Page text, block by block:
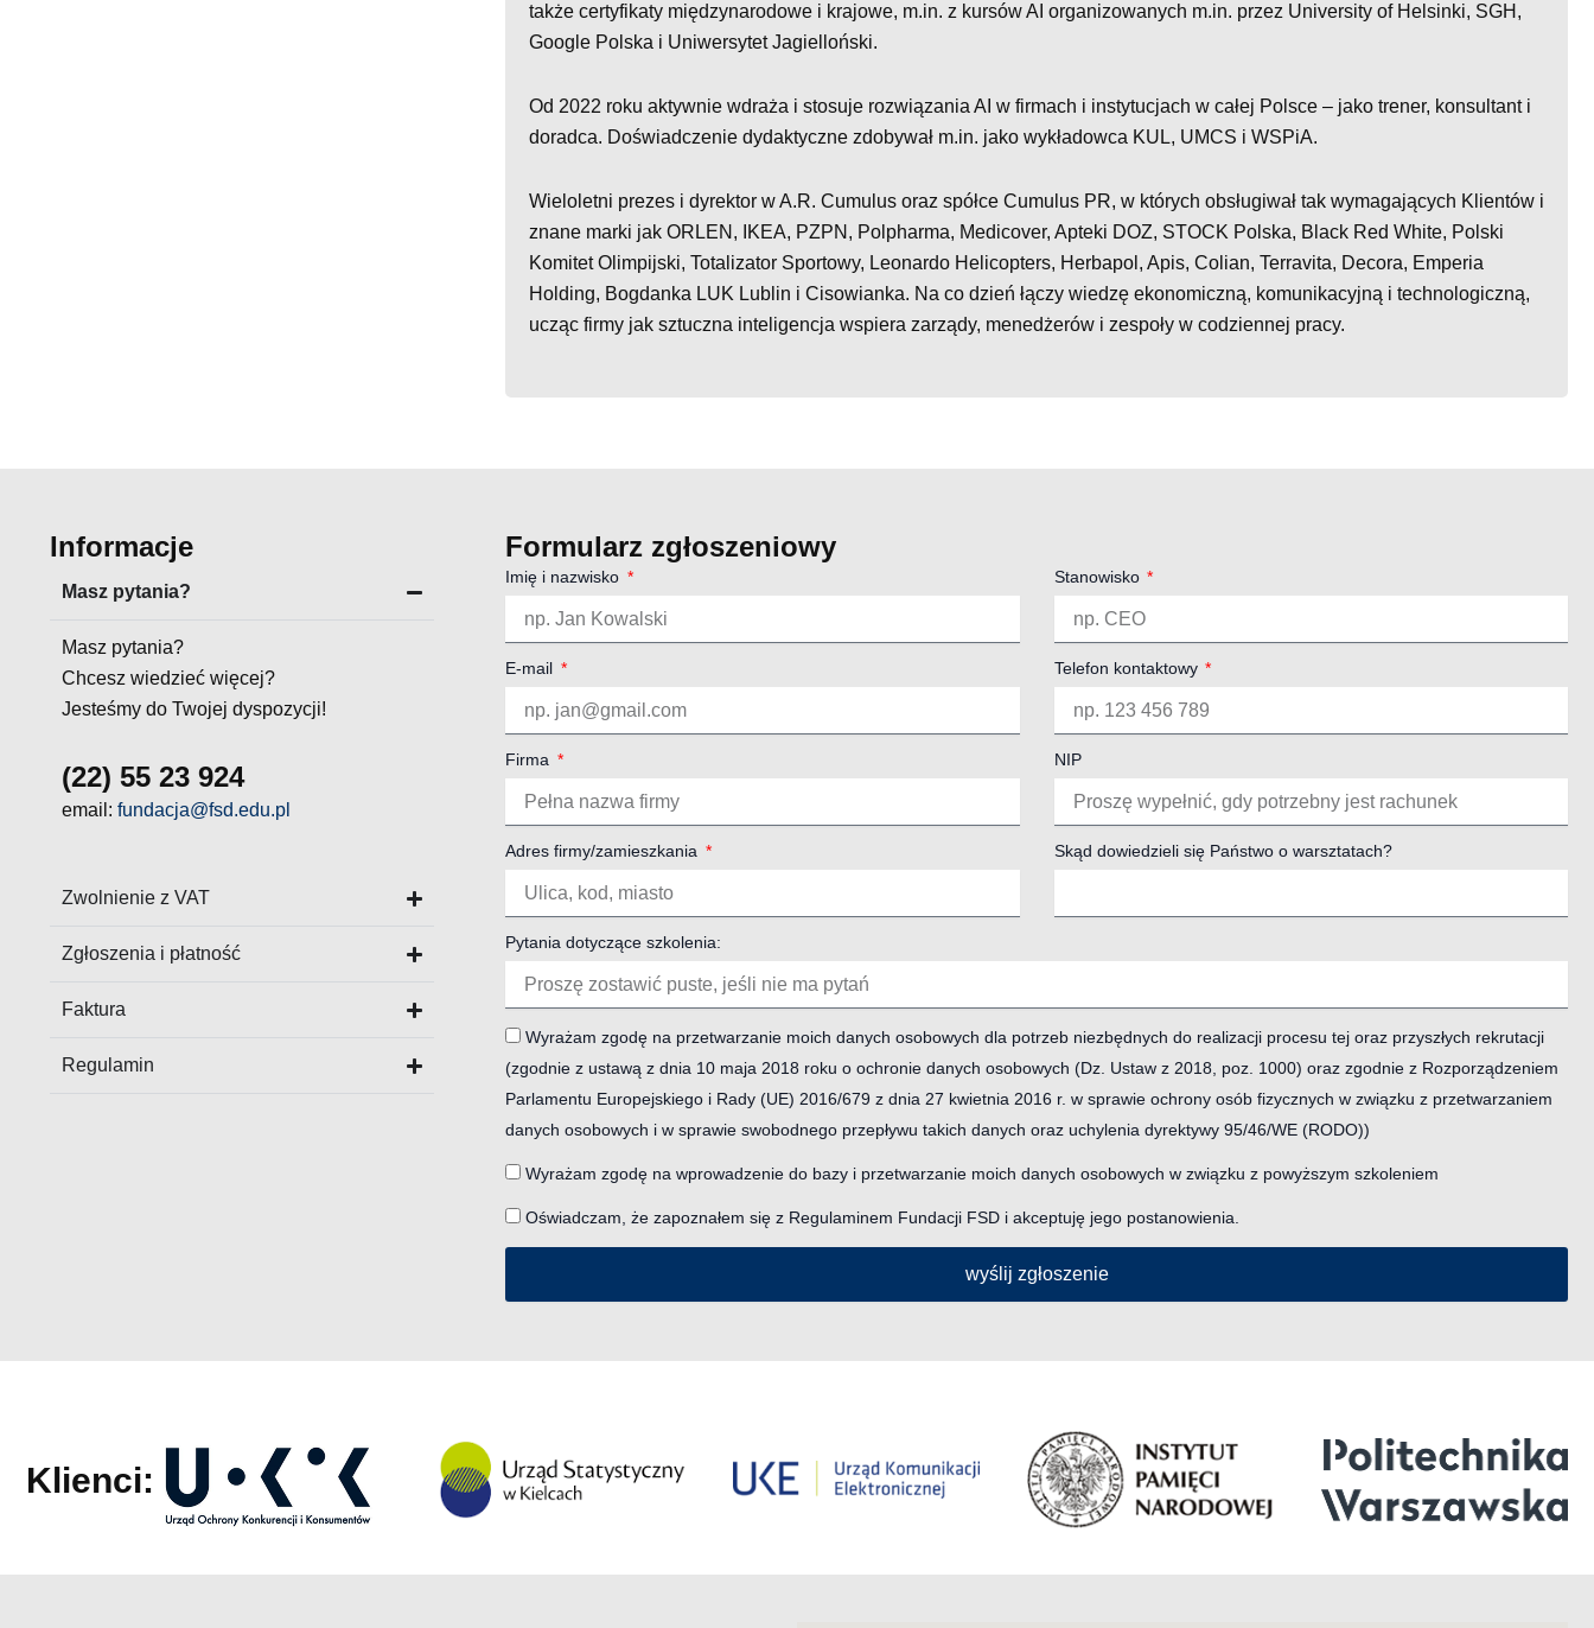
także certyfikaty międzynarodowe i krajowe, m.in. z kursów AI organizowanych m.in. przez University of Helsinki, SGH,
Google Polska i Uniwersytet Jagielloński.
Od 2022 roku aktywnie wdraża i stosuje rozwiązania AI w firmach i instytucjach w całej Polsce – jako trener, konsultant i
doradca. Doświadczenie dydaktyczne zdobywał m.in. jako wykładowca KUL, UMCS i WSPiA.
Wieloletni prezes i dyrektor w A.R. Cumulus oraz spółce Cumulus PR, w których obsługiwał tak wymagających Klientów i
znane marki jak ORLEN, IKEA, PZPN, Polpharma, Medicover, Apteki DOZ, STOCK Polska, Black Red White, Polski
Komitet Olimpijski, Totalizator Sportowy, Leonardo Helicopters, Herbapol, Apis, Colian, Terravita, Decora, Emperia
Holding, Bogdanka LUK Lublin i Cisowianka. Na co dzień łączy wiedzę ekonomiczną, komunikacyjną i technologiczną,
ucząc firmy jak sztuczna inteligencja wspiera zarządy, menedżerów i zespoły w codziennej pracy.
Informacje
Masz pytania?
Masz pytania?
Chcesz wiedzieć więcej?
Jesteśmy do Twojej dyspozycji!
(22) 55 23 924
email: fundacja@fsd.edu.pl
Zwolnienie z VAT
Zgłoszenia i płatność
Faktura
Regulamin
Formularz zgłoszeniowy
Imię i nazwisko Stanowisko
E-mail Telefon kontaktowy
Firma NIP
Adres firmy/zamieszkania Skąd dowiedzieli się Państwo o warsztatach?
Pytania dotyczące szkolenia:
Wyrażam zgodę na przetwarzanie moich danych osobowych dla potrzeb niezbędnych do realizacji procesu tej oraz przyszłych rekrutacji
(zgodnie z ustawą z dnia 10 maja 2018 roku o ochronie danych osobowych (Dz. Ustaw z 2018, poz. 1000) oraz zgodnie z Rozporządzeniem
Parlamentu Europejskiego i Rady (UE) 2016/679 z dnia 27 kwietnia 2016 r. w sprawie ochrony osób fizycznych w związku z przetwarzaniem
danych osobowych i w sprawie swobodnego przepływu takich danych oraz uchylenia dyrektywy 95/46/WE (RODO))
Wyrażam zgodę na wprowadzenie do bazy i przetwarzanie moich danych osobowych w związku z powyższym szkoleniem
Oświadczam, że zapoznałem się z Regulaminem Fundacji FSD i akceptuję jego postanowienia.
wyślij zgłoszenie
Klienci: